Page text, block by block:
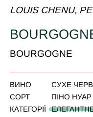
LOUIS CHENU,
BOURGOGNE
ВИНО
СУХЕ
СОРТ
ПІНО НУАР
КАТЕГОРІЇ